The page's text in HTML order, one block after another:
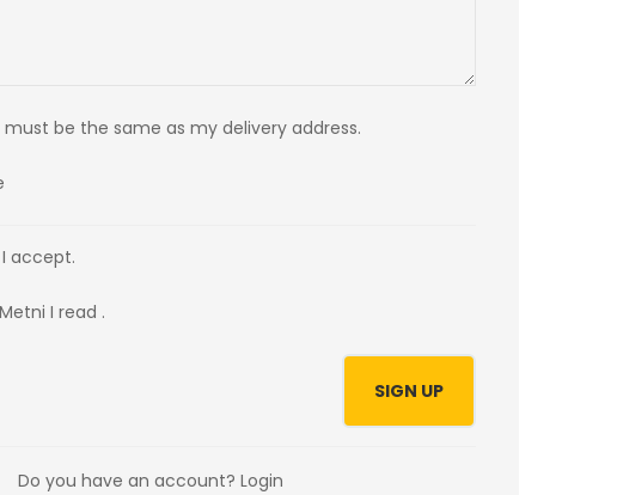
must be the same as my delivery address.
I accept.
I read .
SIGN UP
Do you have an account? Login